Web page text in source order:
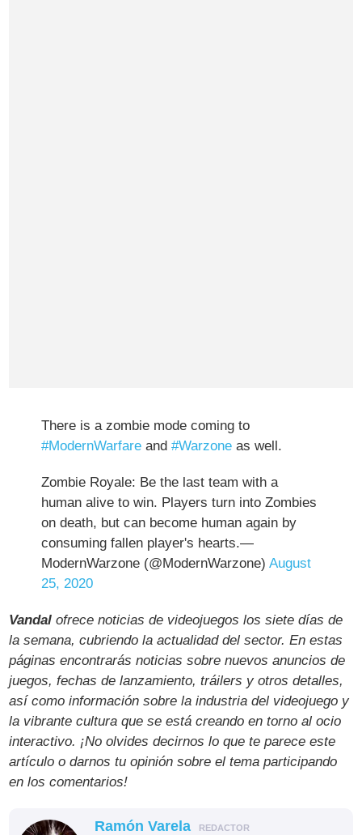
There is a zombie mode coming to
#ModernWarfare and#Warzone as well.
Zombie Royale: Be the last team with a
human alive to win. Players turn into Zombies
on death, but can become human again by
consuming fallen player's hearts.—
ModernWarzone (@ModernWarzone)August
25, 2020
Vandal ofrece noticias de videojuegos los siete días de
la semana, cubriendo la actualidad del sector. En estas
páginas encontrarás noticias sobre nuevos anuncios de
juegos, fechas de lanzamiento, tráilers y otros detalles,
así como información sobre la industria del videojuego y
la vibrante cultura que se está creando en torno al ocio
interactivo. ¡No olvides decirnos lo que te parece este
artículo o darnos tu opinión sobre el tema participando
en los comentarios!
Ramón Varela REDACTOR